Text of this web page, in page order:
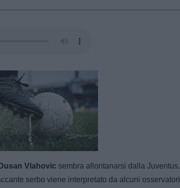
Loaded
100.00%
Dusan Vlahovic sembra allontanarsi dalla Juventus.
serbo viene interpretato da alcuni osservatori